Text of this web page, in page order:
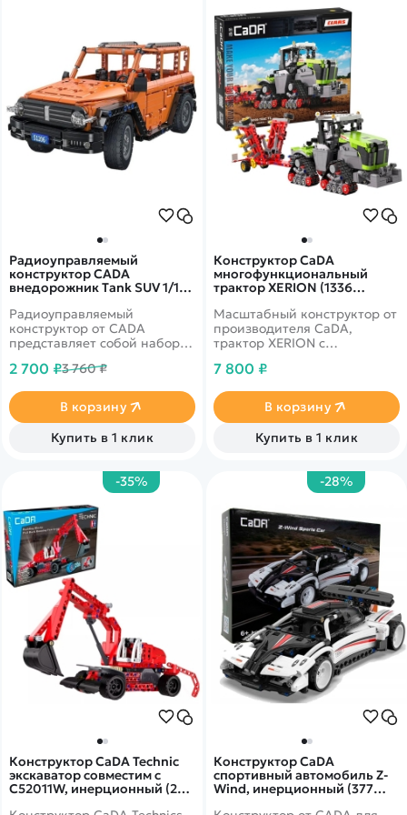
Радиоуправляемый
конструктор CADA
внедорожник Tank SUV 1/12
Радиоуправляемый
конструктор от CADA
представляет собой набор
внедорожника Tank SUV из
Модель создана со всем
вниманием к деталям и
полностью повторяет
внешний вид реального
2 700 ₽3 760 ₽
В корзину
Купить в 1 клик
Конструктор CaDA
многофункциональный
трактор XERION (1336
Масштабный конструктор от
производителя CaDA,
трактор XERION с
управлением
7 800 ₽
В корзину
Купить в 1 клик
-35%
Конструктор CaDA Technic
экскаватор совместим с
C52011W, инерционный (235
-28%
Конструктор CaDA
спортивный автомобиль Z-
Wind, инерционный (377